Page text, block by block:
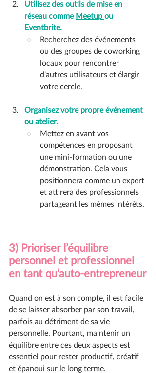
Utilisez des outils de mise en
réseau comme Meetup ou
Eventbrite.
Recherchez des événements
ou des groupes de coworking
locaux pour rencontrer
d'autres utilisateurs et élargir
votre cercle.
Organisez votre propre événement
ou atelier.
Mettez en avant vos
compétences en proposant
une mini-formation ou une
démonstration. Cela vous
positionnera comme un expert
et attirera des professionnels
partageant les mêmes intérêts.
3) Prioriser l’équilibre
personnel et professionnel
en tant qu’auto-entrepreneur
Quand on est à son compte, il est facile
de se laisser absorber par son travail,
parfois au détriment de sa vie
personnelle. Pourtant, maintenir un
équilibre entre ces deux aspects est
essentiel pour rester productif, créatif
et épanoui sur le long terme.